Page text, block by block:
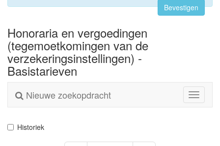
Bevestigen
Honoraria en vergoedingen
(tegemoetkomingen van de
verzekeringsinstellingen) -
Basistarieven
Toggle
Nieuwe zoekopdracht
Historiek